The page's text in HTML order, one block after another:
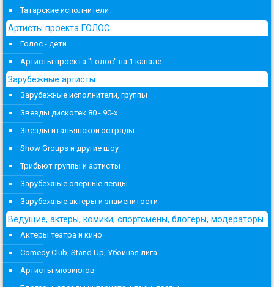
Татарские исполнители
Артисты проекта ГОЛОС
Голос - дети
Артисты проекта "Голос" на 1 канале
Зарубежные артисты
Зарубежные исполнители, группы
Звезды дискотек 80 - 90-х
Звезды итальянской эстрады
Show Groups и другие шоу
Трибьют группы и артисты
Зарубежные оперные певцы
Зарубежные актеры и знаменитости
Ведущие, актеры, комики, спортсмены, блогеры, модераторы
Актеры театра и кино
Comedy Club, Stand Up, Убойная лига
Артисты мюзиклов